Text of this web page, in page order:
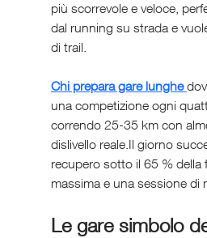
più scorrevole e veloce,
dal running su strada e
di trail.
Chi prepara gare lunghe
una competizione ogni
correndo 25-35 km con
dislivello reale.Il giorno
recupero sotto il 65 % della
massima e una sessione di
Le gare simbolo